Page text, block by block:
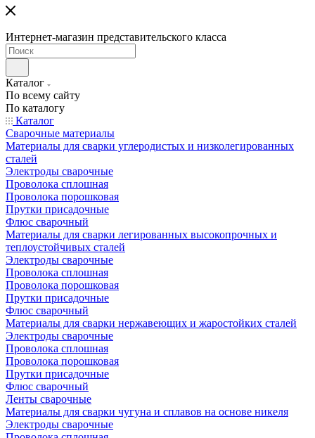
Интернет-магазин представительского класса
Каталог
По всему сайту
По каталогу
Каталог
Сварочные материалы
Материалы для сварки углеродистых и низколегированных
сталей
Электроды сварочные
Проволока сплошная
Проволока порошковая
Прутки присадочные
Флюс сварочный
Материалы для сварки легированных высокопрочных и
теплоустойчивых сталей
Электроды сварочные
Проволока сплошная
Проволока порошковая
Прутки присадочные
Флюс сварочный
Материалы для сварки нержавеющих и жаростойких сталей
Электроды сварочные
Проволока сплошная
Проволока порошковая
Прутки присадочные
Флюс сварочный
Ленты сварочные
Материалы для сварки чугуна и сплавов на основе никеля
Электроды сварочные